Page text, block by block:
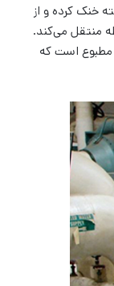
خنک کرده و از
منتقل می‌کند.
مطبوع است که